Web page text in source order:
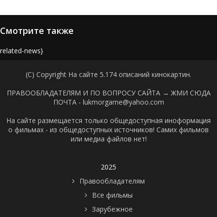
Смотрите также
news}
(C) Copyright На сайте 5.174 описаний кинокартин.
ПРАВООБЛАДАТЕЛЯМ И ПО ВОПРОСУ САЙТА → ЖМИ СЮДА
ПОЧТА - lukmorgame@yahoo.com
На сайте размещается только общедоступная иноформация
о фильмах - из общедоступных источников! Самих фильмов
или медиа файлов нет!
2025
Правообладателям
Все фильмы
Зарубежное